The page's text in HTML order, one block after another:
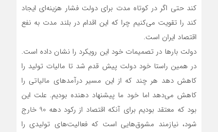
کند حتی اگر در کوتاه مدت برای دولت فشار هزینه‌ای ایجاد
کند را تقویت می‌کنیم چرا که این اقدام در بلند مدت به نفع
اقتصاد ایران است.
دولت بارها در تصمیمات خود این رویکرد را نشان داده است.
در همین راستا خود دولت پیش قدم شد تا مالیات تولید را
کاهش دهد هر چند که از این مسیر درآمدهای مالیاتی را
کاهش می‌دهد اما خود ما پیشنهاد دهنده بودیم. علت این
بود که معتقد بودیم برای آنکه اقتصاد از رکود دهه 90 خارج
شود، نیازمند مشوق‌هایی است که فعالیت‌های تولیدی را